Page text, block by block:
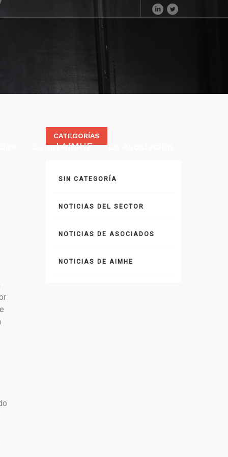
Canal AIMHE
CATEGORÍAS
SIN CATEGORÍA
NOTICIAS DEL SECTOR
NOTICIAS DE ASOCIADOS
NOTICIAS DE AIMHE